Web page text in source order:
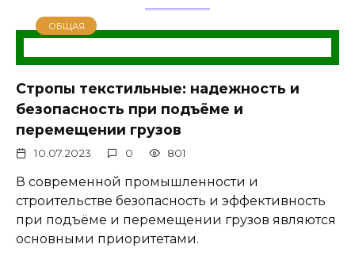
ОБЩАЯ
Стропы текстильные: надежность и
безопасность при подъёме и
перемещении грузов
10.07.2023 0 801
В современной промышленности и
строительстве безопасность и эффективность
при подъёме и перемещении грузов являются
основными приоритетами.